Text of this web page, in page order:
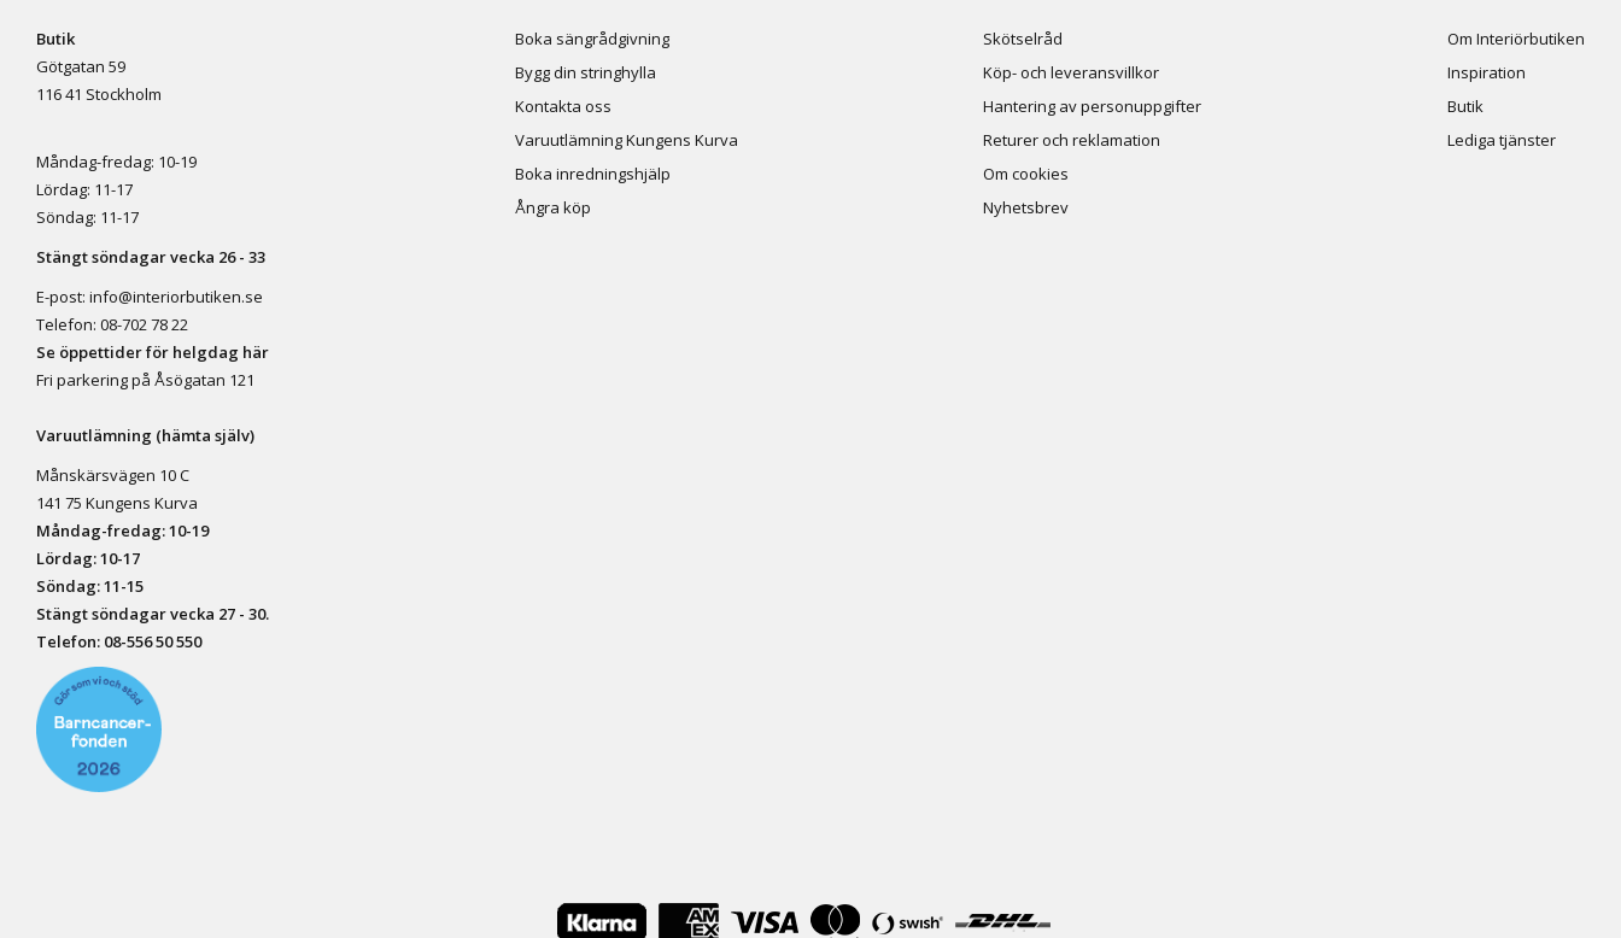
Butik
Götgatan 59
116 41 Stockholm
Måndag-fredag: 10-19
Lördag: 11-17
Söndag: 11-17
Stängt söndagar vecka 26 - 33
E-post: info@interiorbutiken.se
Telefon: 08-702 78 22
Se öppettider för helgdag här
Fri parkering på Åsögatan 121
Varuutlämning (hämta själv)
Månskärsvägen 10 C
141 75 Kungens Kurva
Måndag-fredag: 10-19
Lördag: 10-17
Söndag: 11-15
Stängt söndagar vecka 27 - 30.
Telefon: 08-556 50 550
Boka sängrådgivning
Bygg din stringhylla
Kontakta oss
Varuutlämning Kungens Kurva
Boka inredningshjälp
Ångra köp
Skötselråd
Köp- och leveransvillkor
Hantering av personuppgifter
Returer och reklamation
Om cookies
Nyhetsbrev
Om Interiörbutiken
Inspiration
Butik
Lediga tjänster